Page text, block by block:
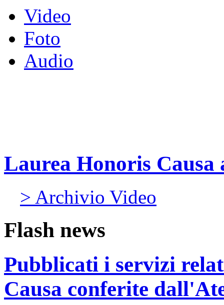
Video
Foto
Audio
Laurea Honoris
> Archivio Video
Flash news
Pubblicati i servizi
Causa conferite